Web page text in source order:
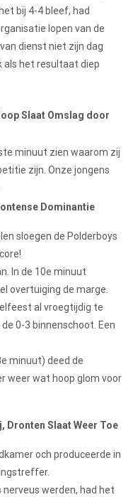
bij 4-4 bleef, had
lopen van de
dienst niet zijn dag
als het resultaat diep
Slaat Omslag door
minuut zien waarom zij
zijn. Onze jongens
Dominantie
sloegen de Polderboys
In de 10e minuut
overtuiging de marge.
al vroegtijdig te
0-3 binnenschoot. Een
minuut) deed de
weer wat hoop glom voor
Dronten Slaat Weer Toe
och produceerde in
nerveus werden, had het